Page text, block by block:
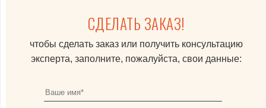
СДЕЛАТЬ ЗАКАЗ!
чтобы сделать заказ или получить консультацию
эксперта, заполните, пожалуйста, свои данные: